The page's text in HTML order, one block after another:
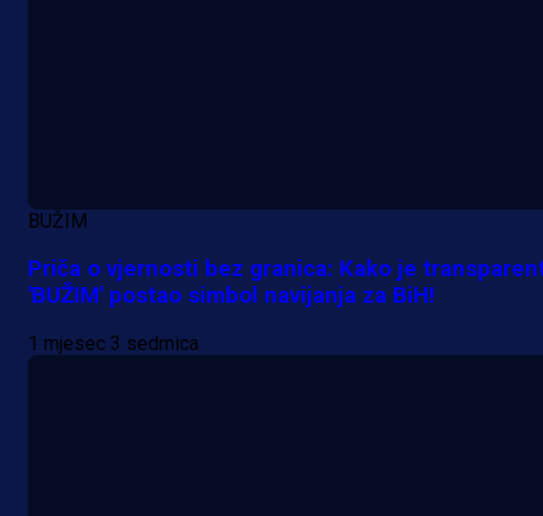
BUŽIM
Priča o vjernosti bez granica: Kako je
'BUŽIM' postao simbol navijanja za BiH!
1 mjesec 3 sedmica